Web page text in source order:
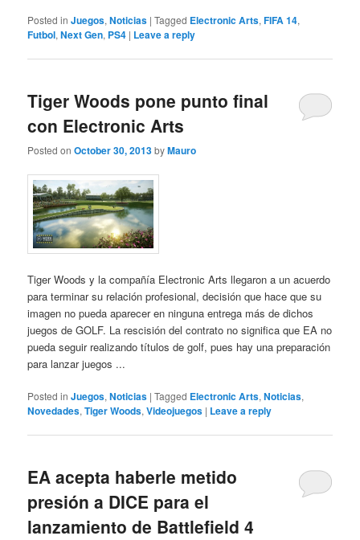
Posted in Juegos,Noticias |Tagged Electronic Arts,FIFA 14,
Futbol,Next Gen, PS4 | Leave a reply
Tiger Woods pone punto final
con Electronic Arts
Posted onOctober 30, 2013byMauro
Tiger Woods y la compañía Electronic Arts llegaron a un acuerdo
para terminar su relación profesional, decisión que hace que su
imagen no pueda aparecer en ninguna entrega más de dichos
juegos de GOLF. La rescisión del contrato no significa que EA no
pueda seguir realizando títulos de golf, pues hay una preparación
para lanzar juegos ...
Posted in Juegos,Noticias |Tagged Electronic Arts,Noticias,
Novedades,Tiger Woods,Videojuegos | Leave a reply
EA acepta haberle metido
presión a DICE para el
lanzamiento de Battlefield 4